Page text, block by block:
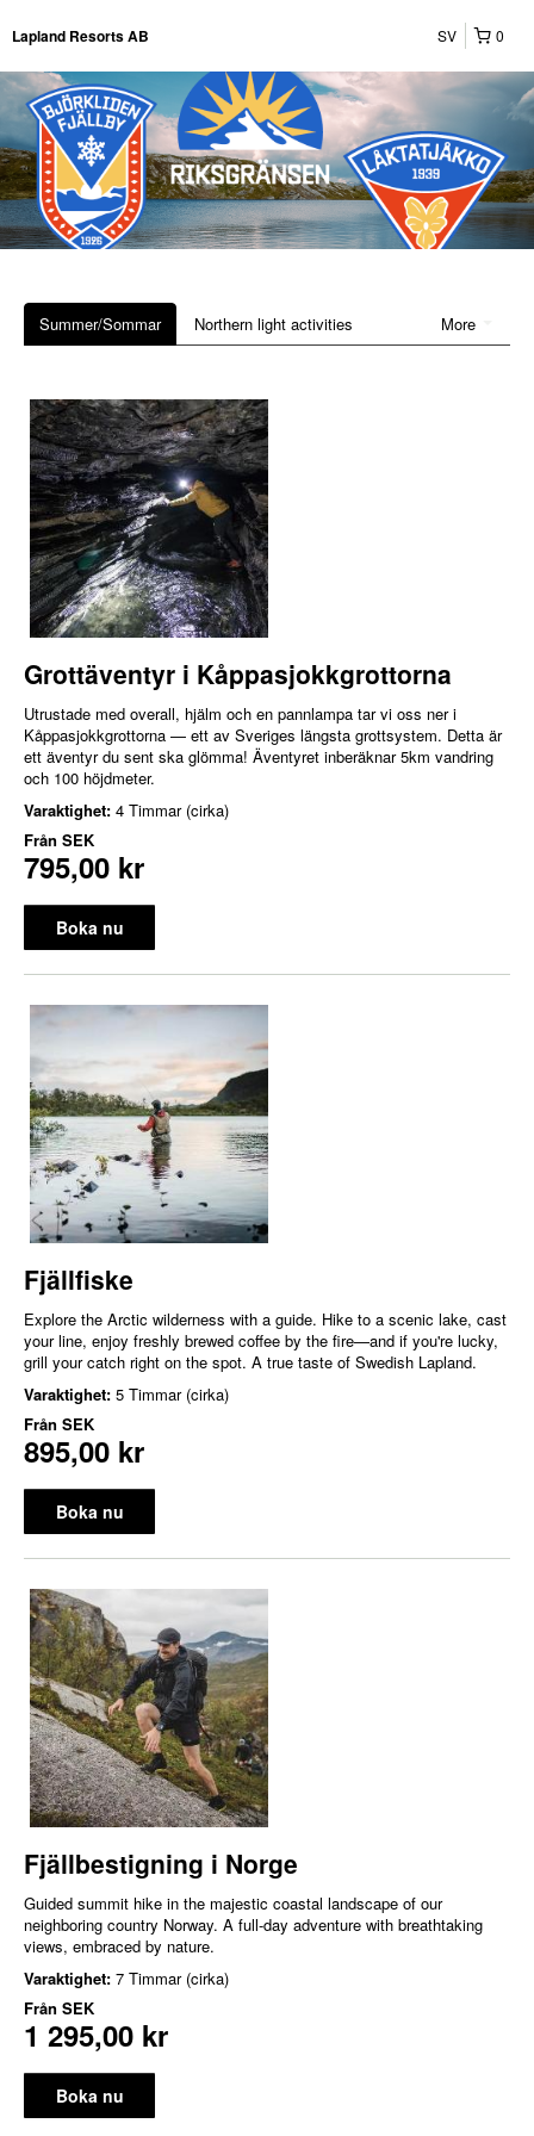
Lapland Resorts AB 0
SV
More
Summer/Sommar Northern light activities
Grottäventyr i Kåppasjokkgrottorna
Utrustade med overall, hjälm och en pannlampa tar vi oss ner i
Kåppasjokkgrottorna — ett av Sveriges längsta grottsystem. Detta är
ett äventyr du sent ska glömma! Äventyret inberäknar 5km vandring
och 100 höjdmeter.
Varaktighet: 4 Timmar (cirka)
Från SEK
795,00 kr
Boka nu
Fjällfiske
Explore the Arctic wilderness with a guide. Hike to a scenic lake, cast
your line, enjoy freshly brewed coffee by the fire—and if you're lucky,
grill your catch right on the spot. A true taste of Swedish Lapland.
Varaktighet: 5 Timmar (cirka)
Från SEK
895,00 kr
Boka nu
Fjällbestigning i Norge
Guided summit hike in the majestic coastal landscape of our
neighboring country Norway. A full-day adventure with breathtaking
views, embraced by nature.
Varaktighet: 7 Timmar (cirka)
Från SEK
1 295,00 kr
Boka nu